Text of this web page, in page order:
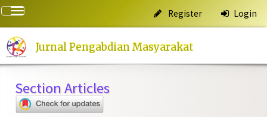
Quick
jump
page
content
Navigation
Main
Content
Toggle
navigation
Register Login
Jurnal Pengabdian Masyarakat
Section Articles